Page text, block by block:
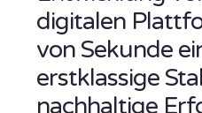
digitalen
von Sekunde
erstklassige
nachhaltige